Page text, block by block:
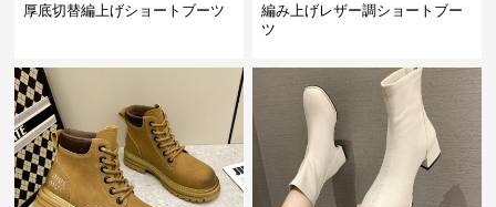
厚底切替編上げショートブーツ
編み上げレザー調ショートブー
ツ